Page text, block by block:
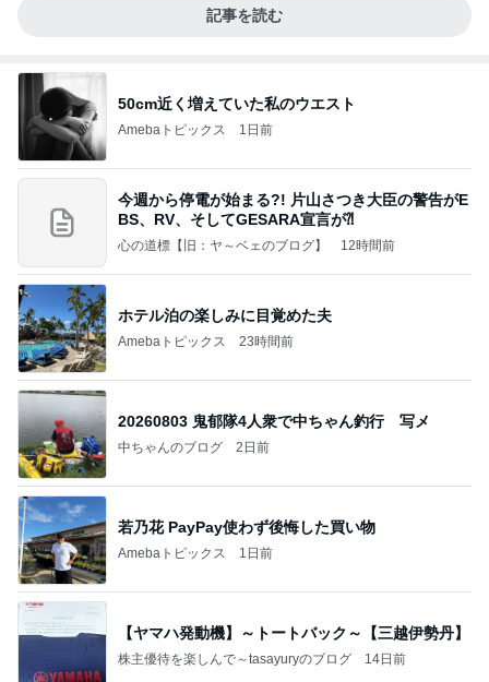
記事を読む
50cm近く増えていた私のウエスト
Amebaトピックス 1日前
今週から停電が始まる?! 片山さつき大臣の警告がE
BS、RV、そしてGESARA宣言が⁈
心の道標【旧：ヤ～ベェのブログ】 12時間前
ホテル泊の楽しみに目覚めた夫
Amebaトピックス 23時間前
20260803 鬼郁隊4人衆で中ちゃん釣行 写メ
中ちゃんのブログ 2日前
若乃花 PayPay使わず後悔した買い物
Amebaトピックス 1日前
【ヤマハ発動機】～トートバック～【三越伊勢丹】
株主優待を楽しんで～tasayuryのブログ 14日前